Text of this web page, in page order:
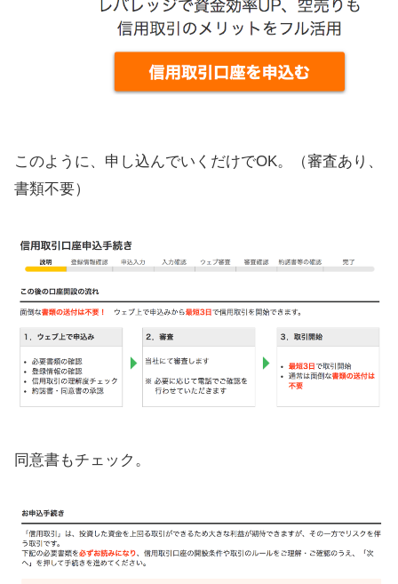
このように、申し込んでいくだけでOK。（審査あり、
書類不要）
同意書もチェック。